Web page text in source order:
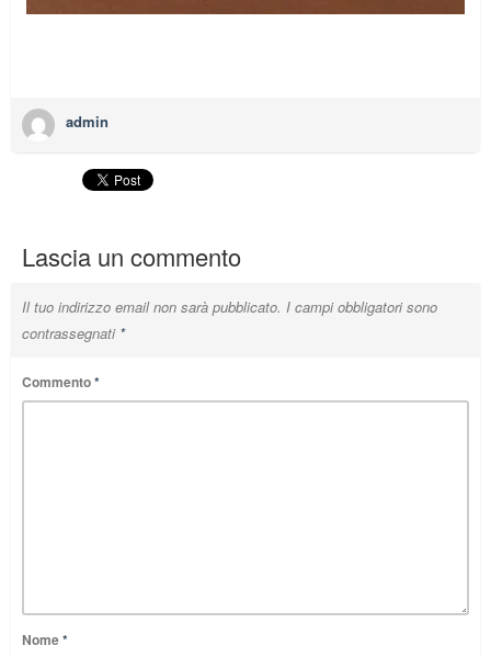
admin
Lascia un commento
Il tuo indirizzo email non sarà pubblicato. I campi obbligatori sono
contrassegnati *
Commento*
Nome*